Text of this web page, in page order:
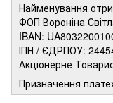
Найменування
ФОП Вороніна
IBAN:
ІПН / ЄДРПОУ:
Акціонерне
Призначення